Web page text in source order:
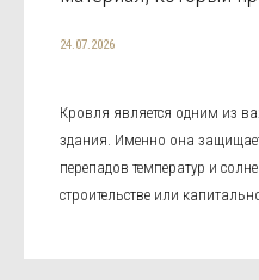
24.07.2026
Кровля является одним из
здания. Именно она
перепадов температур и
строительстве или